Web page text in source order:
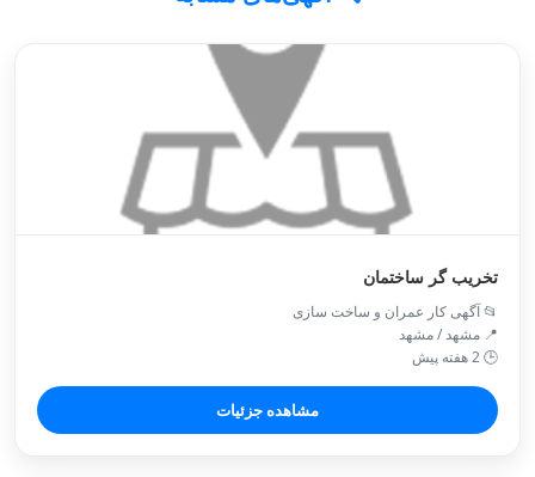
تخریب گر ساختمان
📂 آگهی کار عمران و ساخت سازی
📍 مشهد / مشهد
🕒 2 هفته پیش
مشاهده جزئیات